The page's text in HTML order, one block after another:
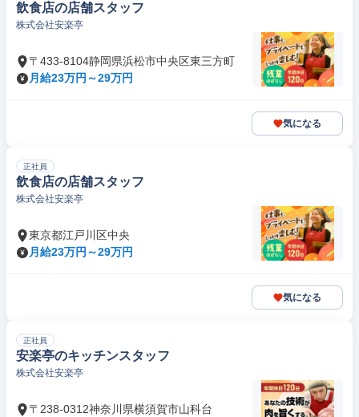
飲食店の店舗スタッフ
株式会社安楽亭
〒433-8104静岡県浜松市中央区東三方町
月給23万円～29万円
気になる
正社員
飲食店の店舗スタッフ
株式会社安楽亭
東京都江戸川区中央
月給23万円～29万円
気になる
正社員
安楽亭のキッチンスタッフ
株式会社安楽亭
〒238-0312神奈川県横須賀市山科台